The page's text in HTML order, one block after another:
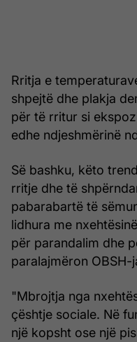
Rritja e
shpejtë dhe plakja
për të rritur si
edhe ndjeshmërinë
Së bashku, këto
rritje dhe të
pabarabartë të
lidhura me
për parandalim dhe
paralajmëron OBSH-
"Mbrojtja nga
çështje sociale. Në
një kopsht ose një